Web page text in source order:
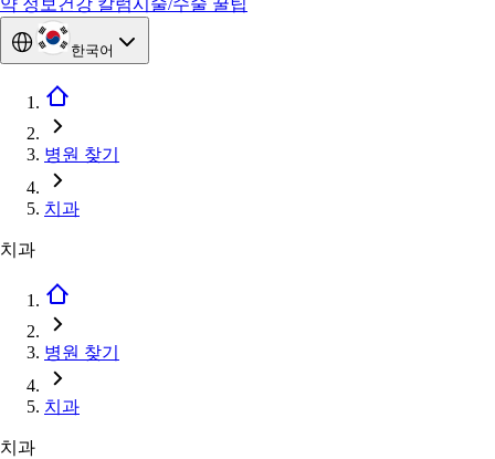
약 정보 건강 칼럼시술/수술 꿀팁
한국어
병원 찾기
치과
치과
병원 찾기
치과
치과